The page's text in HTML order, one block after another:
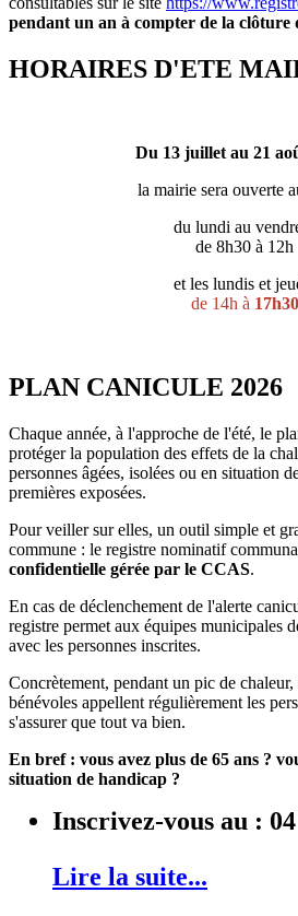
pendant un an à compter de la clôture
HORAIRES D'ETE
Du 13 juillet au 21
la mairie sera ouverte
du lundi au
de 8h30 à 12h
et les lundis et
de 14h à 17h30
PLAN CANICULE 2026
Chaque année, à l'approche de l'été, le
protéger la population des effets de la
personnes âgées, isolées ou en situation
premières exposées.
Pour veiller sur elles, un outil simple et
commune : le registre nominatif
confidentielle gérée par le CCAS.
En cas de déclenchement de l'alerte
registre permet aux équipes municipales
avec les personnes inscrites.
Concrètement, pendant un pic de chaleur,
bénévoles appellent régulièrement les
s'assurer que tout va bien.
En bref : vous avez plus de 65 ans ?
situation de handicap ?
Inscrivez-vous au :
Lire la suite...